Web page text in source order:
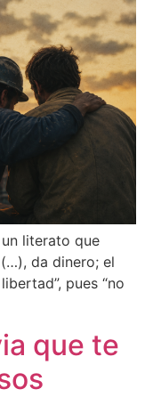
literato que
da dinero; el
pues “no
que te